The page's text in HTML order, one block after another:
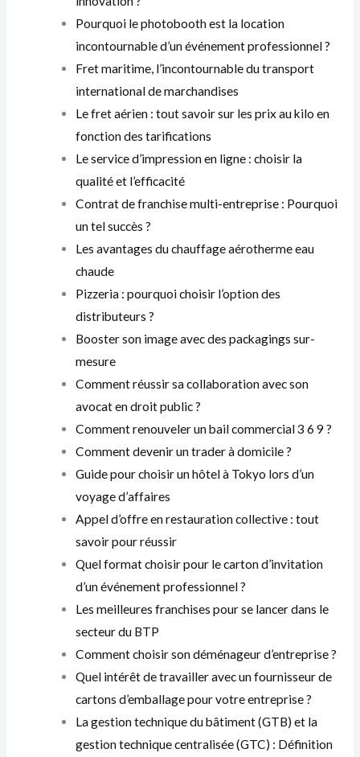
Pourquoi le photobooth est la location
incontournable d’un événement professionnel ?
Fret maritime, l’incontournable du transport
international de marchandises
Le fret aérien : tout savoir sur les prix au kilo en
fonction des tarifications
Le service d’impression en ligne : choisir la
qualité et l’efficacité
Contrat de franchise multi-entreprise : Pourquoi
un tel succès ?
Les avantages du chauffage aérotherme eau
chaude
Pizzeria : pourquoi choisir l’option des
distributeurs ?
Booster son image avec des packagings sur-
mesure
Comment réussir sa collaboration avec son
avocat en droit public ?
Comment renouveler un bail commercial 3 6 9 ?
Comment devenir un trader à domicile ?
Guide pour choisir un hôtel à Tokyo lors d’un
voyage d’affaires
Appel d’offre en restauration collective : tout
savoir pour réussir
Quel format choisir pour le carton d’invitation
d’un événement professionnel ?
Les meilleures franchises pour se lancer dans le
secteur du BTP
Comment choisir son déménageur d’entreprise ?
Quel intérêt de travailler avec un fournisseur de
cartons d’emballage pour votre entreprise ?
La gestion technique du bâtiment (GTB) et la
gestion technique centralisée (GTC) : Définition